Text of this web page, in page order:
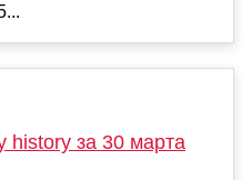
за 30 марта